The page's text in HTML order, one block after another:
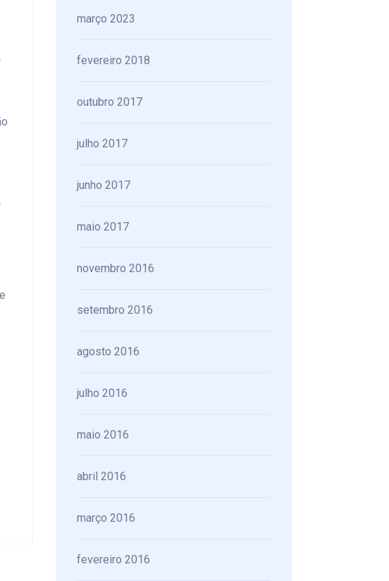
março 2023
fevereiro 2018
outubro 2017
julho 2017
junho 2017
maio 2017
novembro 2016
setembro 2016
agosto 2016
julho 2016
maio 2016
abril 2016
março 2016
fevereiro 2016